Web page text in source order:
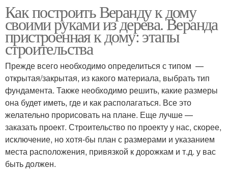
Как построить Веранду к дому
своими руками из дерева. Веранда
пристроенная к дому: этапы
строительства
Прежде всего необходимо определиться с типом —
открытая/закрытая, из какого материала, выбрать тип
фундамента. Также необходимо решить, какие размеры
она будет иметь, где и как располагаться. Все это
желательно прорисовать на плане. Еще лучше —
заказать проект. Строительство по проекту у нас, скорее,
исключение, но хотя-бы план с размерами и указанием
места расположения, привязкой к дорожкам и т.д. у вас
быть должен.